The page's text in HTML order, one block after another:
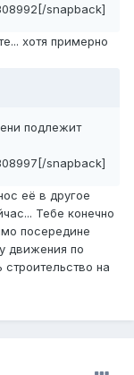
snapback]
хотя примерно
подлежит
snapback]
её в другое
Тебе конечно
посередине
движения по
на